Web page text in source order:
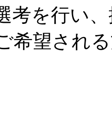
考を行い
希望され